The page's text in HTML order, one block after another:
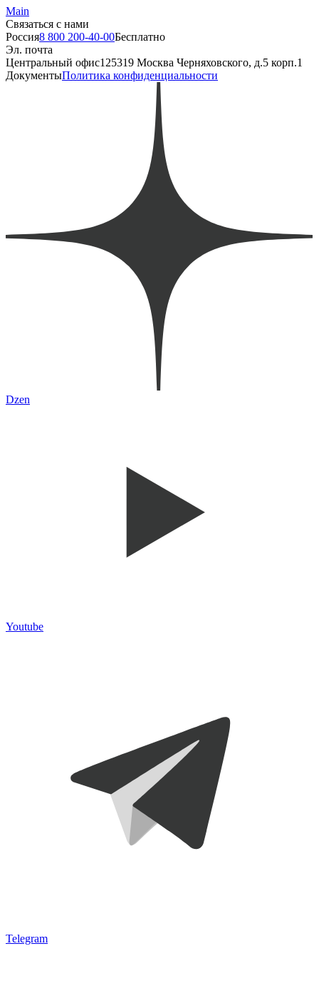
Main
Связаться с нами
Россия8 800 200-40-00Бесплатно
Эл. почта
Центральный офис125319 Москва Черняховского, д.5 корп.1
ДокументыПолитика конфиденциальности
Dzen
Youtube
Telegram